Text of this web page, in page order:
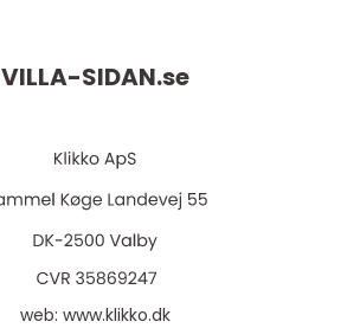
VILLA-SIDAN.se
web: www.klikko.dk